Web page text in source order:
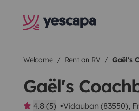
Welcome Rent an RV Gaël's
Gaël's
4.8 (5) Vidauban (83550),